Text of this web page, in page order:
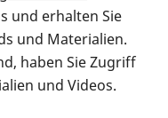
und erhalten Sie
und Materialien.
haben Sie Zugriff
und Videos.